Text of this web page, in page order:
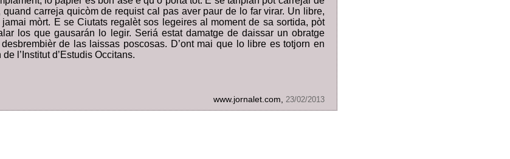
carreja quicòm de requist cal pas aver paur de lo far virar. Un libre,
mòrt. E se Ciutats regalèt sos legeires al moment de sa sortida, pòt
los que gausarán lo legir. Seriá estat damatge de daissar un obratge
de las laissas poscosas. D’ont mai que lo libre es totjorn en
l’Institut d’Estudis Occitans.
www.jornalet.com, 23/02/2013